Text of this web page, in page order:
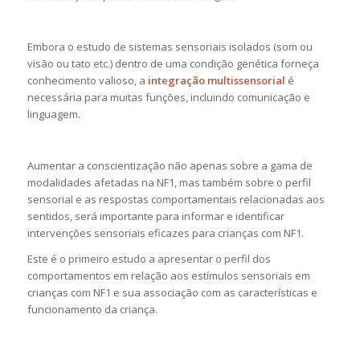
Embora o estudo de sistemas sensoriais isolados (som ou
visão ou tato etc.) dentro de uma condição genética forneça
conhecimento valioso, a integração multissensorial é
necessária para muitas funções, incluindo comunicação e
linguagem.
Aumentar a conscientização não apenas sobre a gama de
modalidades afetadas na NF1, mas também sobre o perfil
sensorial e as respostas comportamentais relacionadas aos
sentidos, será importante para informar e identificar
intervenções sensoriais eficazes para crianças com NF1.
Este é o primeiro estudo a apresentar o perfil dos
comportamentos em relação aos estímulos sensoriais em
crianças com NF1 e sua associação com as características e
funcionamento da criança.